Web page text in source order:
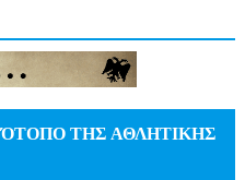
ΤΗΣ ΑΘΛΗΤΙΚΗΣ